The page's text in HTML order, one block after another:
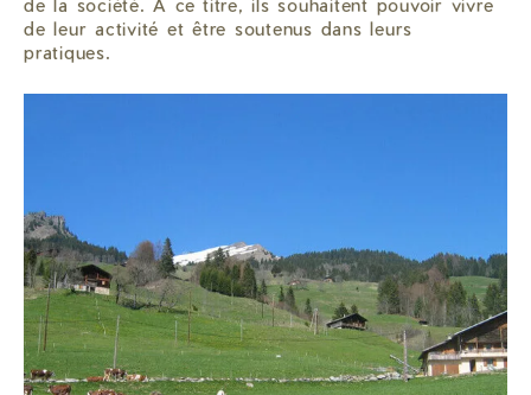
de la société. A ce titre, ils souhaitent pouvoir vivre
de leur activité et être soutenus dans leurs
pratiques.